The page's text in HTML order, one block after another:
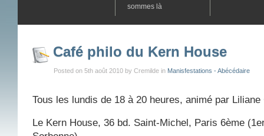
sommes là
Café philo du Kern House
Posted on 5th août 2010 by Cremilde in Manisfestations - Abécédaire
Tous les lundis de 18 à 20 heures, animé par Liliane
Le Kern House, 36 bd. Saint-Michel, Paris 6ème